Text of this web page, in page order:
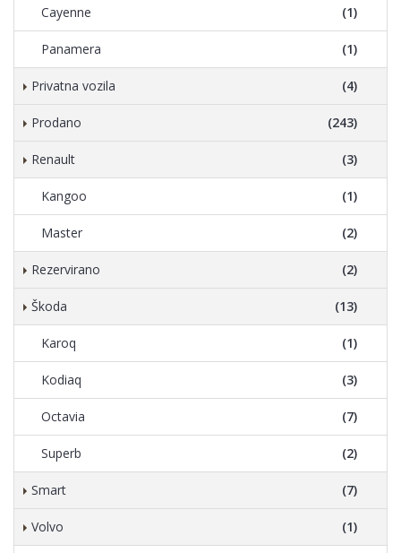
Cayenne (1)
Panamera (1)
Privatna vozila (4)
Prodano (243)
Renault (3)
Kangoo (1)
Master (2)
Rezervirano (2)
Škoda (13)
Karoq (1)
Kodiaq (3)
Octavia (7)
Superb (2)
Smart (7)
Volvo (1)